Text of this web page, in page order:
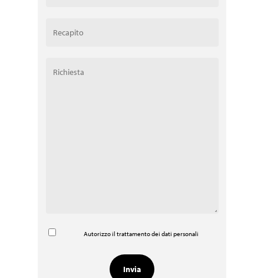
Autorizzo il trattamento dei dati personali